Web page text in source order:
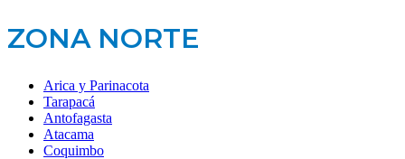
ZONA NORTE
Arica y Parinacota
Tarapacá
Antofagasta
Atacama
Coquimbo